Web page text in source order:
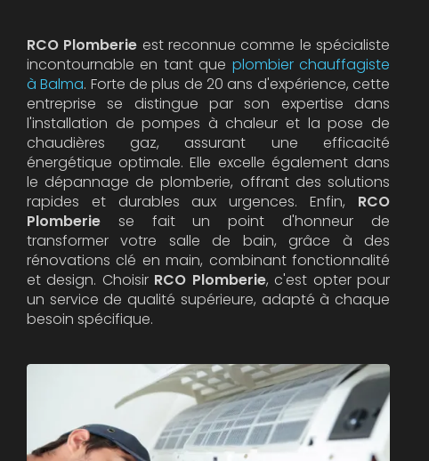
RCO Plomberie est reconnue comme le spécialiste
incontournable en tant que plombier chauffagiste
à Balma. Forte de plus de 20 ans d'expérience, cette
entreprise se distingue par son expertise dans
l'installation de pompes à chaleur et la pose de
chaudières gaz, assurant une efficacité
énergétique optimale. Elle excelle également dans
le dépannage de plomberie, offrant des solutions
rapides et durables aux urgences. Enfin, RCO
Plomberie se fait un point d'honneur de
transformer votre salle de bain, grâce à des
rénovations clé en main, combinant fonctionnalité
et design. Choisir RCO Plomberie, c'est opter pour
un service de qualité supérieure, adapté à chaque
besoin spécifique.